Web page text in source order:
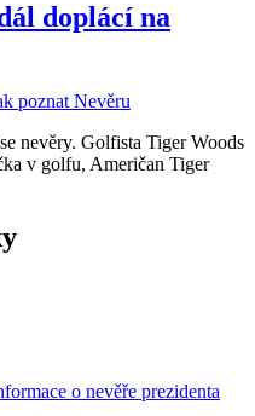
doplácí na
poznat Nevěru
nevěry. Golfista Tiger Woods
v golfu, Američan Tiger
o nevěře prezidenta